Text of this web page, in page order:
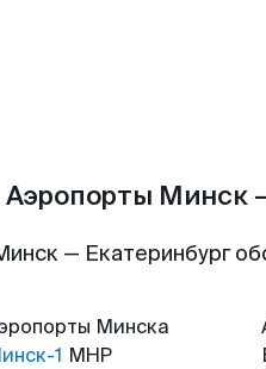
Аэропорты Минск
— Екатеринбург
Минска
1 MHP